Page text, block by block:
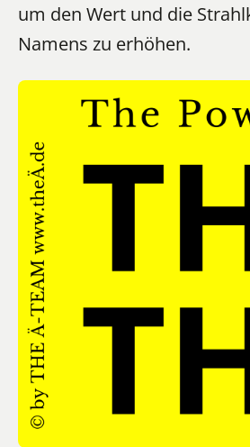
um den Wert und die
Namens zu erhöhen.